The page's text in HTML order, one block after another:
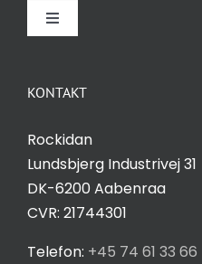
KONTAKT
Rockidan
Lundsbjerg Industrivej 31
DK-6200 Aabenraa
CVR: 21744301
Telefon: +45 74 61 33 66
Toggle
Salgs- og
Privatlivspolitik